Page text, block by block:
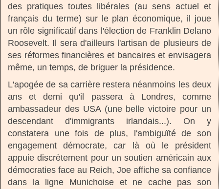
des pratiques toutes libérales (au sens actuel et
français du terme) sur le plan économique, il joue
un rôle significatif dans l'élection de Franklin Delano
Roosevelt. Il sera d'ailleurs l'artisan de plusieurs de
ses réformes financières et bancaires et envisagera
même, un temps, de briguer la présidence.
L'apogée de sa carrière restera néanmoins les deux
ans et demi qu'il passera à Londres, comme
ambassadeur des USA (une belle victoire pour un
descendant d'immigrants irlandais...). On y
constatera une fois de plus, l'ambiguïté de son
engagement démocrate, car là où le président
appuie discrètement pour un soutien américain aux
démocraties face au Reich, Joe affiche sa confiance
dans la ligne Munichoise et ne cache pas son